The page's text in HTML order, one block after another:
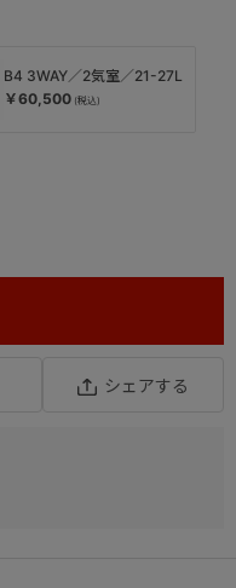
B4 3WAY／2気室／21-27L
￥60,500
シェアする